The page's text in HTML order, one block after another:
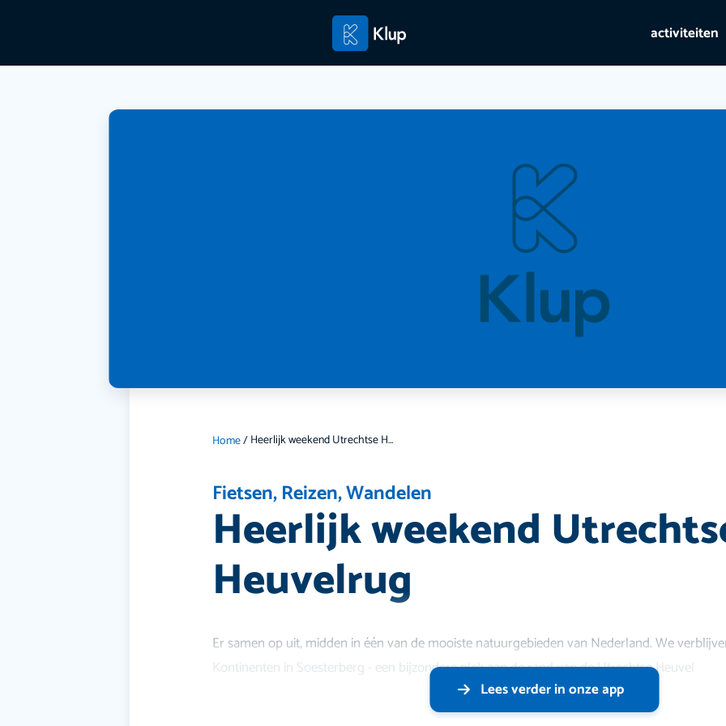
activiteiten
Home/ Heerlijk weekend Utrechtse Heuvelrug
Fietsen,Reizen,Wandelen
Heerlijk weekend
Heuvelrug
Er samen op uit, midden in één van de mooiste natuurgebieden van Nederland. We
Kontinenten in Soesterberg - een bijzondere plek aan de rand van de Utrechtse Heuvel
Lees verder in onze app